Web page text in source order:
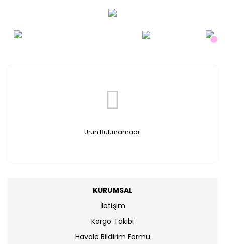
Ürün Bulunamadı.
KURUMSAL
İletişim
Kargo Takibi
Havale Bildirim Formu